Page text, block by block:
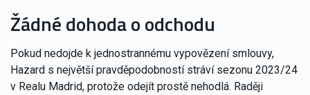
Žádné dohoda o odchodu
Pokud nedojde k jednostrannému vypovězení smlouvy,
Hazard s největší pravděpodobností stráví sezonu 2023/24
v Realu Madrid, protože odejít prostě nehodlá. Raději